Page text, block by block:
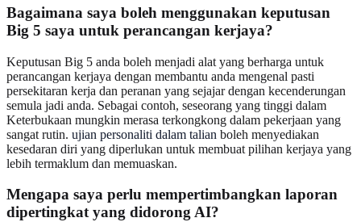
Bagaimana saya boleh menggunakan keputusan
Big 5 saya untuk perancangan kerjaya?
Keputusan Big 5 anda boleh menjadi alat yang berharga untuk
perancangan kerjaya dengan membantu anda mengenal pasti
persekitaran kerja dan peranan yang sejajar dengan kecenderungan
semula jadi anda. Sebagai contoh, seseorang yang tinggi dalam
Keterbukaan mungkin merasa terkongkong dalam pekerjaan yang
sangat rutin. ujian personaliti dalam talian boleh menyediakan
kesedaran diri yang diperlukan untuk membuat pilihan kerjaya yang
lebih termaklum dan memuaskan.
Mengapa saya perlu mempertimbangkan laporan
dipertingkat yang didorong AI?